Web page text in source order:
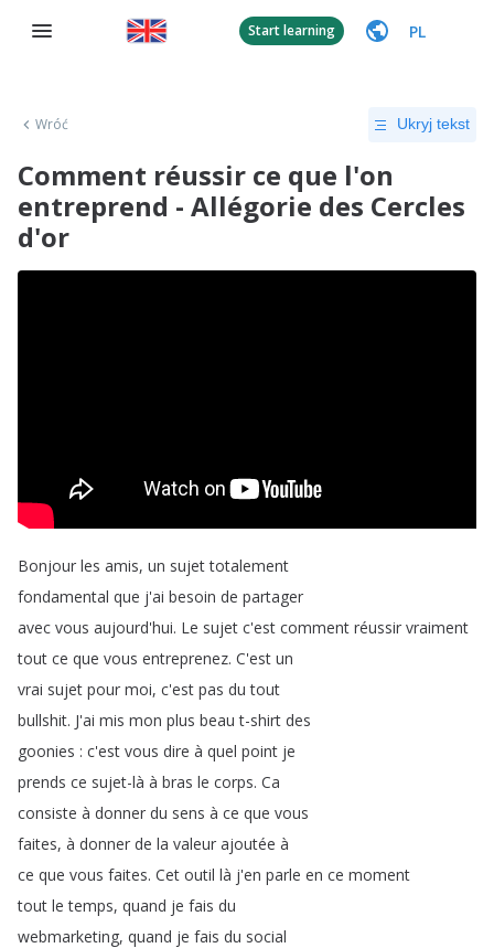
Start learning PL
Wróć Ukryj tekst
Comment réussir ce que l'on
entreprend - Allégorie des Cercles
d'or
Bonjour les amis, un sujet totalement
fondamental que j'ai besoin de partager
avec vous aujourd'hui. Le sujet c'est comment réussir vraiment
tout ce que vous entreprenez. C'est un
vrai sujet pour moi, c'est pas du tout
bullshit. J'ai mis mon plus beau t-shirt des
goonies : c'est vous dire à quel point je
prends ce sujet-là à bras le corps. Ca
consiste à donner du sens à ce que vous
faites, à donner de la valeur ajoutée à
ce que vous faites. Cet outil là j'en parle en ce moment
tout le temps, quand je fais du
webmarketing, quand je fais du social